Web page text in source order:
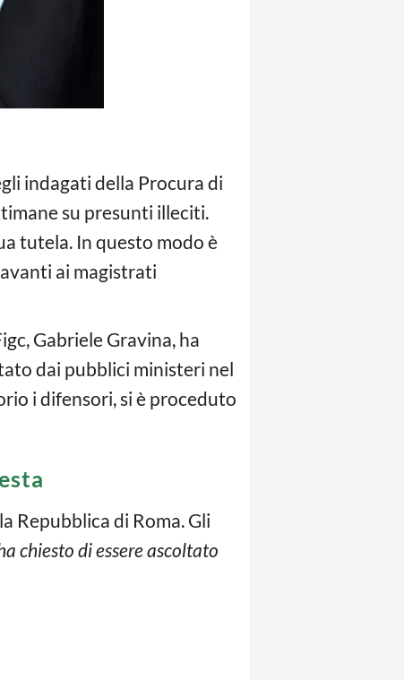
indagati della Procura di
su presunti illeciti.
tutela. In questo modo è
ai magistrati
Gabriele Gravina, ha
dai pubblici ministeri nel
i difensori, si è proceduto
Repubblica di Roma. Gli
chiesto di essere ascoltato